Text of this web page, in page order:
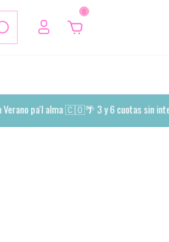
0
3 y 6 cuotas sin interés 💳 - 10% off